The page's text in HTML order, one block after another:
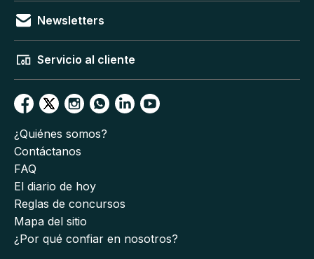
Newsletters
Servicio al cliente
¿Quiénes somos?
Contáctanos
FAQ
El diario de hoy
Reglas de concursos
Mapa del sitio
¿Por qué confiar en nosotros?